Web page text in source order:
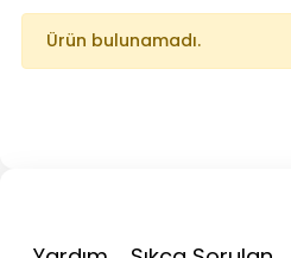
Ürün bulunamadı.